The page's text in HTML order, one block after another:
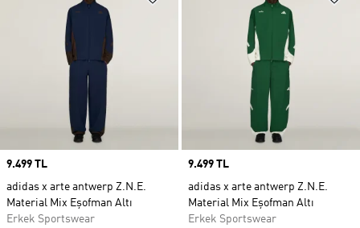
Price
9.499 TL
adidas x arte antwerp Z.N.E.
Material Mix Eşofman Altı
Erkek Sportswear
Price
9.499 TL
adidas x arte antwerp Z.N.E.
Material Mix Eşofman Altı
Erkek Sportswear